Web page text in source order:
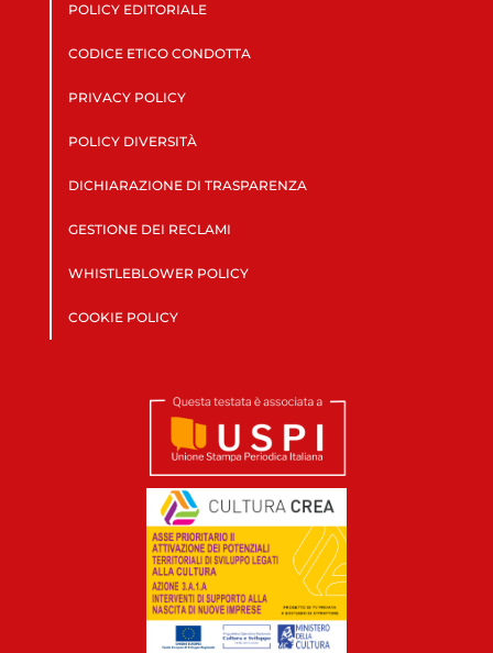
POLICY EDITORIALE
CODICE ETICO CONDOTTA
PRIVACY POLICY
POLICY DIVERSITÀ
DICHIARAZIONE DI TRASPARENZA
GESTIONE DEI RECLAMI
WHISTLEBLOWER POLICY
COOKIE POLICY